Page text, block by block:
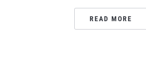
READ MORE